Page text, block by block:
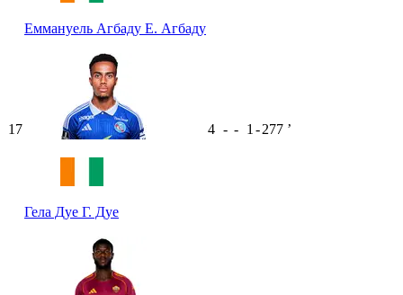
Еммануель Агбаду Е. Агбаду
17
Гела Дуе Г. Дуе
4 - - 1 -277 ʼ